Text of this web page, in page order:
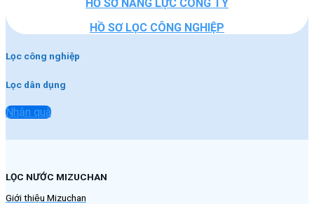
HỒ SƠ NĂNG LỰC CÔNG TY
HỒ SƠ LỌC CÔNG NGHIỆP
Lọc công nghiệp
Lọc dân dụng
Nhận quà
LỌC NƯỚC MIZUCHAN
Giới thiệu Mizuchan